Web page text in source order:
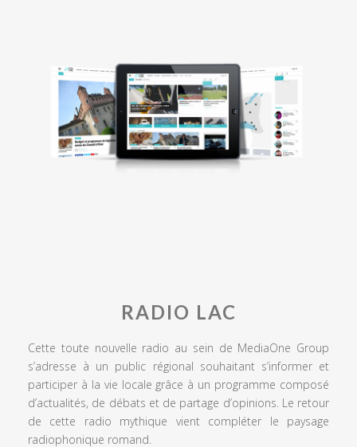
RADIO LAC
Cette toute nouvelle radio au sein de MediaOne Group
s’adresse à un public régional souhaitant s’informer et
participer à la vie locale grâce à un programme composé
d’actualités, de débats et de partage d’opinions. Le retour
de cette radio mythique vient compléter le paysage
radiophonique romand.